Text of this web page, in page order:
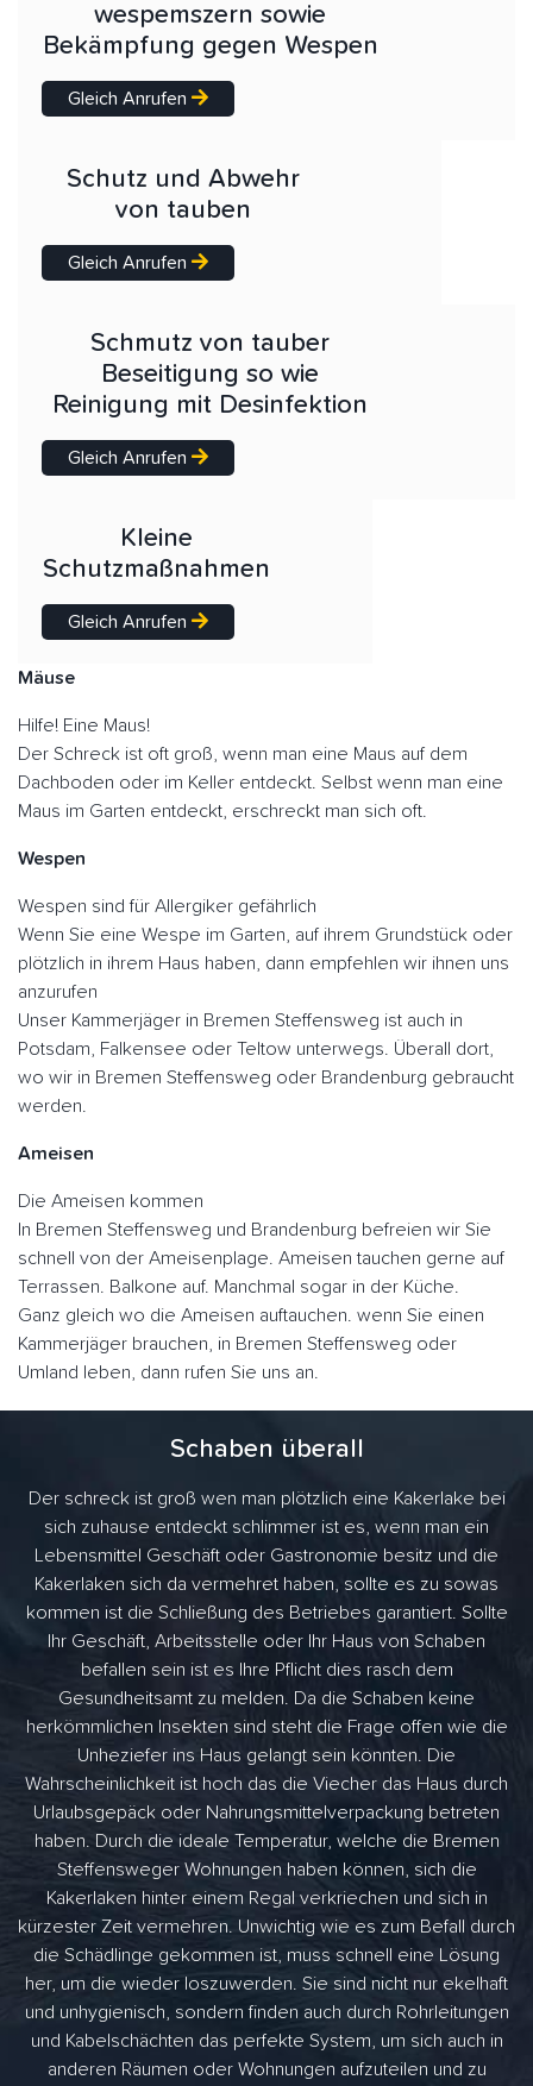
wespemszern sowie
Bekämpfung gegen Wespen
Gleich Anrufen
Schutz und Abwehr
von tauben
Gleich Anrufen
Schmutz von tauber
Beseitigung so wie
Reinigung mit Desinfektion
Gleich Anrufen
Kleine
Schutzmaßnahmen
Gleich Anrufen
Mäuse
Hilfe! Eine Maus!
Der Schreck ist oft groß, wenn man eine Maus auf dem
Dachboden oder im Keller entdeckt. Selbst wenn man eine
Maus im Garten entdeckt, erschreckt man sich oft.
Wespen
Wespen sind für Allergiker gefährlich
Wenn Sie eine Wespe im Garten, auf ihrem Grundstück oder
plötzlich in ihrem Haus haben, dann empfehlen wir ihnen uns
anzurufen
Unser Kammerjäger in Bremen Steffensweg ist auch in
Potsdam, Falkensee oder Teltow unterwegs. Überall dort,
wo wir in Bremen Steffensweg oder Brandenburg gebraucht
werden.
Ameisen
Die Ameisen kommen
In Bremen Steffensweg und Brandenburg befreien wir Sie
schnell von der Ameisenplage. Ameisen tauchen gerne auf
Terrassen. Balkone auf. Manchmal sogar in der Küche.
Ganz gleich wo die Ameisen auftauchen. wenn Sie einen
Kammerjäger brauchen, in Bremen Steffensweg oder
Umland leben, dann rufen Sie uns an.
Schaben überall
Der schreck ist groß wen man plötzlich eine Kakerlake bei
sich zuhause entdeckt schlimmer ist es, wenn man ein
Lebensmittel Geschäft oder Gastronomie besitz und die
Kakerlaken sich da vermehret haben, sollte es zu sowas
kommen ist die Schließung des Betriebes garantiert. Sollte
Ihr Geschäft, Arbeitsstelle oder Ihr Haus von Schaben
befallen sein ist es Ihre Pflicht dies rasch dem
Gesundheitsamt zu melden. Da die Schaben keine
herkömmlichen Insekten sind steht die Frage offen wie die
Unheziefer ins Haus gelangt sein könnten. Die
Wahrscheinlichkeit ist hoch das die Viecher das Haus durch
Urlaubsgepäck oder Nahrungsmittelverpackung betreten
haben. Durch die ideale Temperatur, welche die Bremen
Steffensweger Wohnungen haben können, sich die
Kakerlaken hinter einem Regal verkriechen und sich in
kürzester Zeit vermehren. Unwichtig wie es zum Befall durch
die Schädlinge gekommen ist, muss schnell eine Lösung
her, um die wieder loszuwerden. Sie sind nicht nur ekelhaft
und unhygienisch, sondern finden auch durch Rohrleitungen
und Kabelschächten das perfekte System, um sich auch in
anderen Räumen oder Wohnungen aufzuteilen und zu